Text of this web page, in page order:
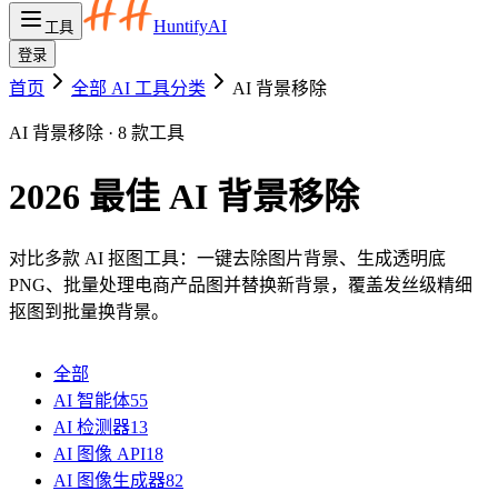
工具 HuntifyAI
登录
首页 全部 AI 工具分类 AI 背景移除
AI 背景移除 · 8 款工具
2026 最佳 AI 背景移除
对比多款 AI 抠图工具：一键去除图片背景、生成透明底
PNG、批量处理电商产品图并替换新背景，覆盖发丝级精细
抠图到批量换背景。
全部
AI 智能体55
AI 检测器13
AI 图像 API18
AI 图像生成器82